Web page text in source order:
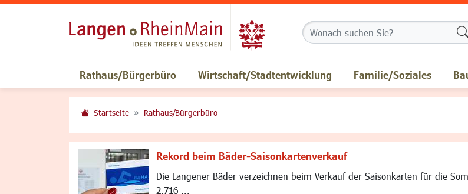
Rathaus/Bürgerbüro Wirtschaft/Stadtentwicklung Familie/Soziales
Startseite Rathaus/Bürgerbüro
Rekord beim Bäder-Saisonkartenverkauf
Die Langener Bäder verzeichnen beim Verkauf der Saisonkarten für die
2.716 ...